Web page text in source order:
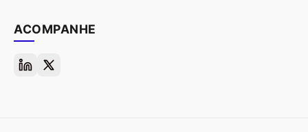
ACOMPANHE